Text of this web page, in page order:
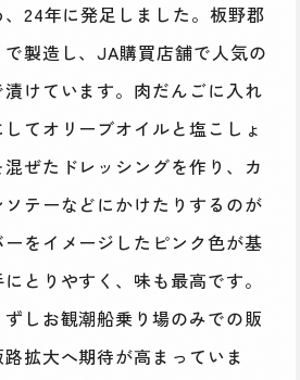
24年に発足しました。板野郡
製造し、JA購買店舗で人気の
漬けています。肉だんごに入れ
てオリーブオイルと塩こしょ
ぜたドレッシングを作り、カ
テーなどにかけたりするのが
をイメージしたピンク色が基
とりやすく、味も最高です。
しお観潮船乗り場のみでの販
拡大へ期待が高まっていま